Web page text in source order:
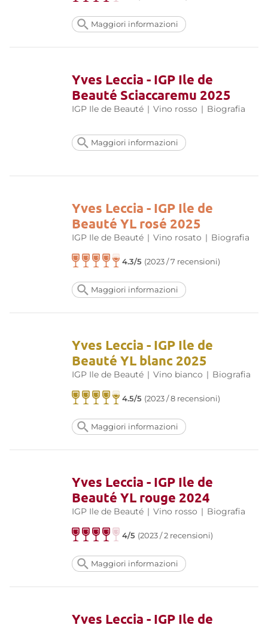
Maggiori informazioni
Yves Leccia - IGP Ile de
Beauté Sciaccaremu 2025
IGP Ile de Beauté | Vino rosso | Biografia
Maggiori informazioni
Yves Leccia - IGP Ile de
Beauté YL rosé 2025
IGP Ile de Beauté | Vino rosato | Biografia
4.3/5 (2023 / 7 recensioni)
Maggiori informazioni
Yves Leccia - IGP Ile de
Beauté YL blanc 2025
IGP Ile de Beauté | Vino bianco | Biografia
4.5/5 (2023 / 8 recensioni)
Maggiori informazioni
Yves Leccia - IGP Ile de
Beauté YL rouge 2024
IGP Ile de Beauté | Vino rosso | Biografia
4/5 (2023 / 2 recensioni)
Maggiori informazioni
Yves Leccia - IGP Ile de